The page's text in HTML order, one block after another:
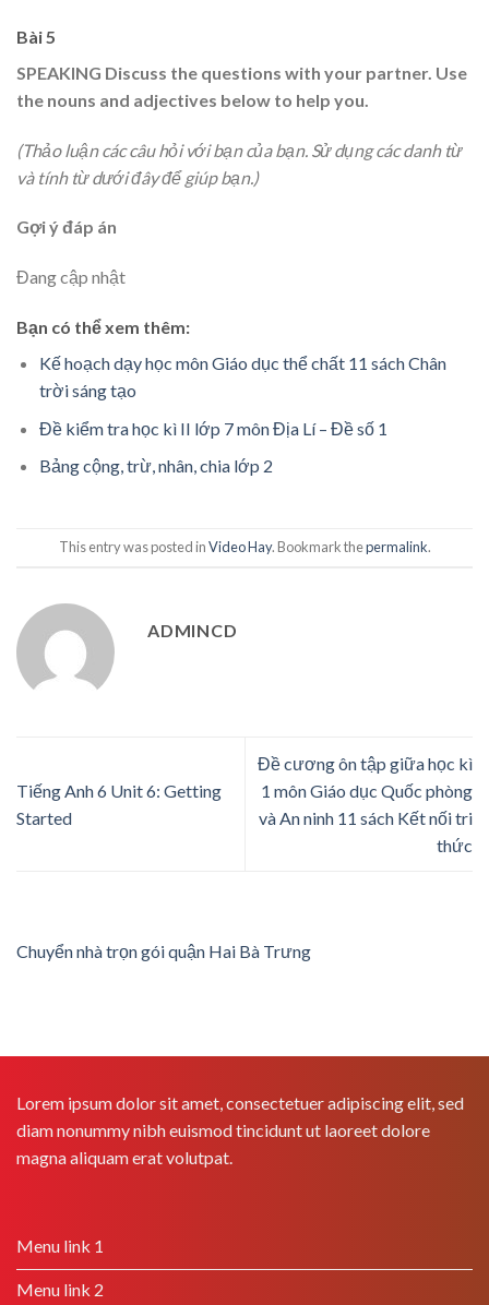
Bài 5
SPEAKING Discuss the questions with your partner. Use
the nouns and adjectives below to help you.
(Thảo luận các câu hỏi với bạn của bạn. Sử dụng các danh từ
và tính từ dưới đây để giúp bạn.)
Gợi ý đáp án
Đang cập nhật
Bạn có thể xem thêm:
Kế hoạch dạy học môn Giáo dục thể chất 11 sách Chân
trời sáng tạo
Đề kiểm tra học kì II lớp 7 môn Địa Lí – Đề số 1
Bảng cộng, trừ, nhân, chia lớp 2
This entry was posted inVideo Hay. Bookmark thepermalink.
ADMINCD
Tiếng Anh 6 Unit 6: Getting
Started
Đề cương ôn tập giữa học kì
1 môn Giáo dục Quốc phòng
và An ninh 11 sách Kết nối tri
thức
Chuyển nhà trọn gói quận Hai Bà Trưng
Lorem ipsum dolor sit amet, consectetuer adipiscing elit, sed
diam nonummy nibh euismod tincidunt ut laoreet dolore
magna aliquam erat volutpat.
Menu link 1
Menu link 2